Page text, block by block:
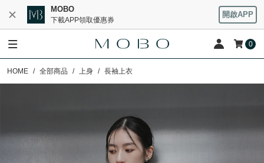
MOBO
下載APP領取優惠券
開啟APP
0
HOME 全部商品 上身 長袖上衣